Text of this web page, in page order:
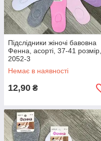
Підслідники жіночі бавовна
Фенна, асорті, 37-41 розмір,
2052-3
Немає в наявності
12,90 ₴